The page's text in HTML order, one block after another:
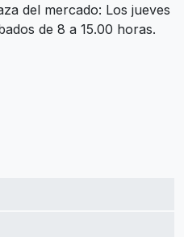
del mercado: Los jueves
de 8 a 15.00 horas.